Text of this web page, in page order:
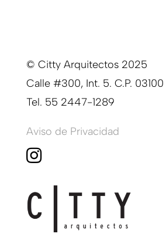
© Citty Arquitectos 2025
Calle #300, Int. 5. C.P.
Tel. 55 2447-1289
Aviso de Privacidad
